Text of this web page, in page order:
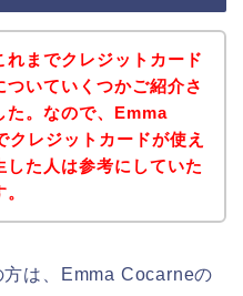
れまでクレジットカード
ついていくつかご紹介さ
た。なので、Emma
レジットカードが使え
した人は参考にしていた
は、Emma Cocarneの